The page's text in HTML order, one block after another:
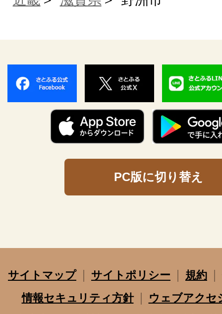
PC版に切り替え
サイトマップ サイトポリシー
規約
情報セキュリティ方針
ウェブアクセ